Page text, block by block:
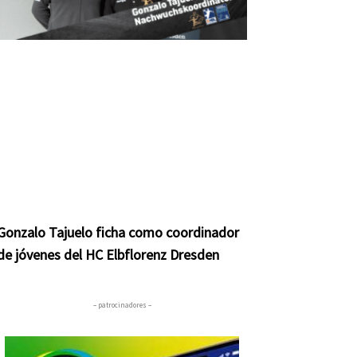
Tajuelo ficha como coordinador
jóvenes del HC Elbflorenz Dresden
– patrocinadores –